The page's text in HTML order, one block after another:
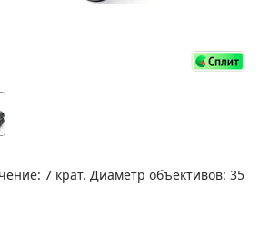
7 крат. Диаметр объективов: 35